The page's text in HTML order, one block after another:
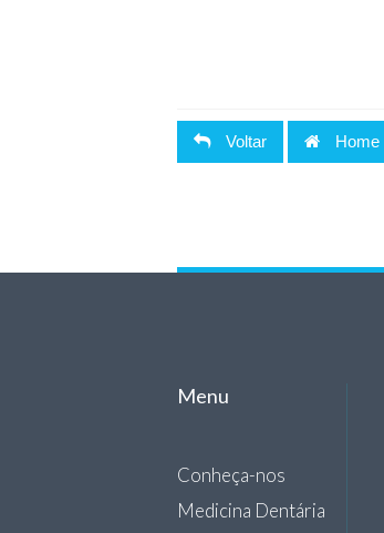
Voltar Home
Menu
Conheça-nos
Medicina Dentária